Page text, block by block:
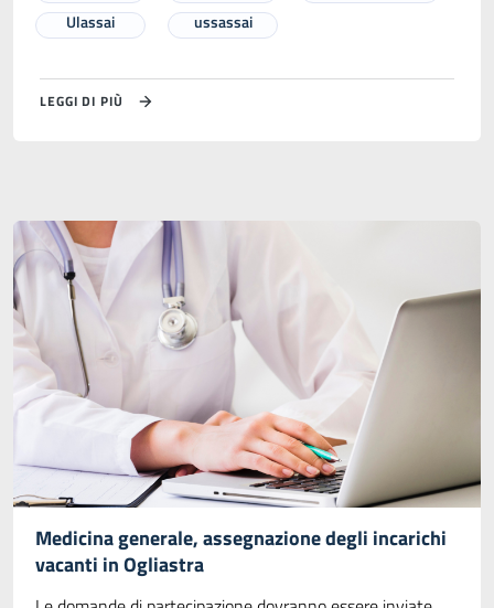
Ulassai
ussassai
LEGGI DI PIÙ
Medicina generale, assegnazione degli incarichi
vacanti in Ogliastra